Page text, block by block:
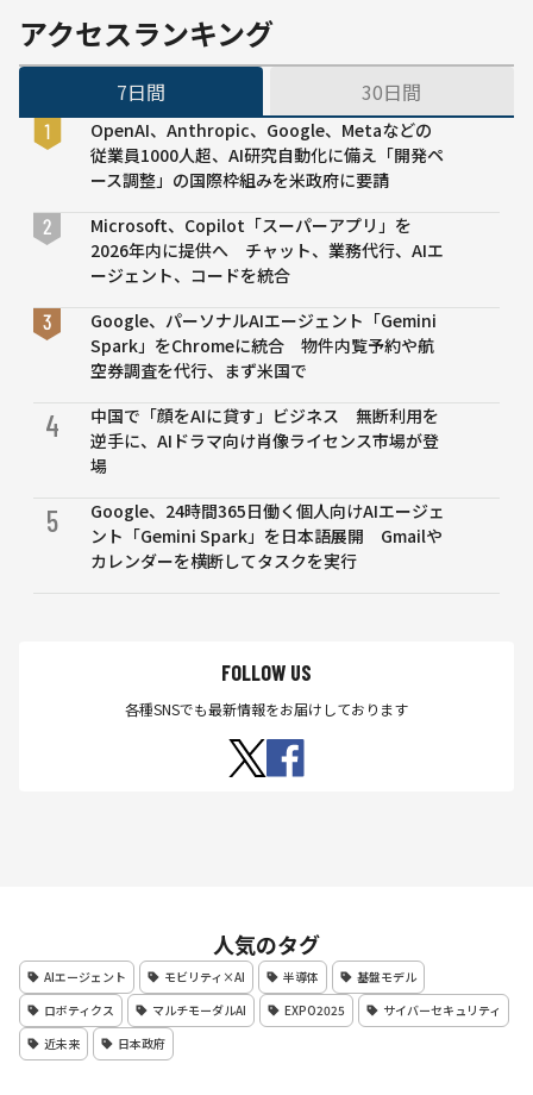
アクセスランキング
7日間 30日間
OpenAI、Anthropic、Google、Metaなどの
従業員1000人超、AI研究自動化に備え「開発ペ
ース調整」の国際枠組みを米政府に要請
Microsoft、Copilot「スーパーアプリ」を
2026年内に提供へ チャット、業務代行、AIエ
ージェント、コードを統合
Google、パーソナルAIエージェント「Gemini
Spark」をChromeに統合 物件内覧予約や航
空券調査を代行、まず米国で
4
中国で「顔をAIに貸す」ビジネス 無断利用を
逆手に、AIドラマ向け肖像ライセンス市場が登
場
5
Google、24時間365日働く個人向けAIエージェ
ント「Gemini Spark」を日本語展開 Gmailや
カレンダーを横断してタスクを実行
FOLLOW US
各種SNSでも最新情報をお届けしております
人気のタグ
AIエージェント モビリティ×AI 半導体
基盤モデル
ロボティクス
マルチモーダルAI EXPO2025
サイバーセキュリティ
近未来
日本政府